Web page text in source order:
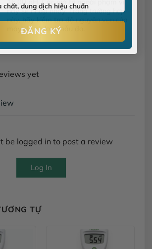
chất, dung dịch hiệu chuẩn
16.00 pH. Các giá trị ngoài phạm vi
này sẽ nhấp nháy. Trong trường hợp
này, hãy kiểm tra độ nguyên vẹn của
máy đo và loại mẫu đo.
yet
be logged in to post a review
Log In
TỰ